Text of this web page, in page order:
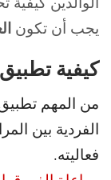
يجب أن تكون
كيفية
من المهم
الفردية بين
فعاليته.